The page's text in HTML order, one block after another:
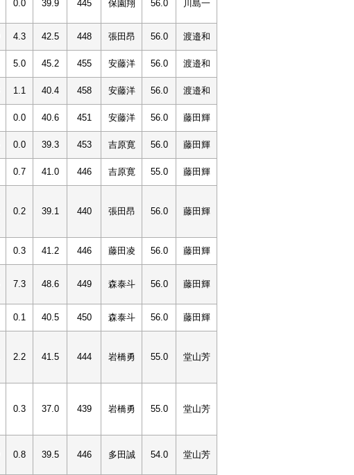
0.0 39.9 445 保園翔 56.0 川島一
4.3 42.5 448 張田昂 56.0 渡邉和
5.0 45.2 455 安藤洋 56.0 渡邉和
1.1 40.4 458 安藤洋 56.0 渡邉和
0.0 40.6 451 安藤洋 56.0 藤田輝
0.0 39.3 453 吉原寛 56.0 藤田輝
0.7 41.0 446 吉原寛 55.0 藤田輝
0.2 39.1 440 張田昂 56.0 藤田輝
0.3 41.2 446 藤田凌 56.0 藤田輝
7.3 48.6 449 森泰斗 56.0 藤田輝
0.1 40.5 450 森泰斗 56.0 藤田輝
2.2 41.5 444 岩橋勇 55.0 堂山芳
0.3 37.0 439 岩橋勇 55.0 堂山芳
0.8 39.5 446 多田誠 54.0 堂山芳